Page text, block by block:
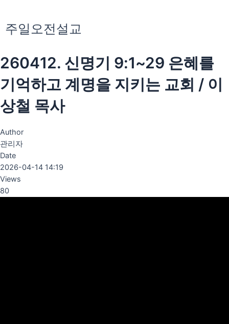
주일오전설교
260412. 신명기 9:1~29 은혜를
기억하고 계명을 지키는 교회 / 이
상철 목사
Author
관리자
Date
2026-04-14 14:19
Views
80